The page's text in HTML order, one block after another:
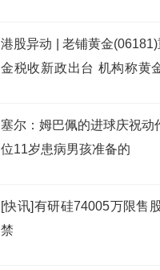
港股异动 | 老铺黄金
金税收新政出台 机构称黄
塞尔：姆巴佩的进球庆祝动
位11岁患病男孩准备的
[快讯]有研硅74005万限售
禁